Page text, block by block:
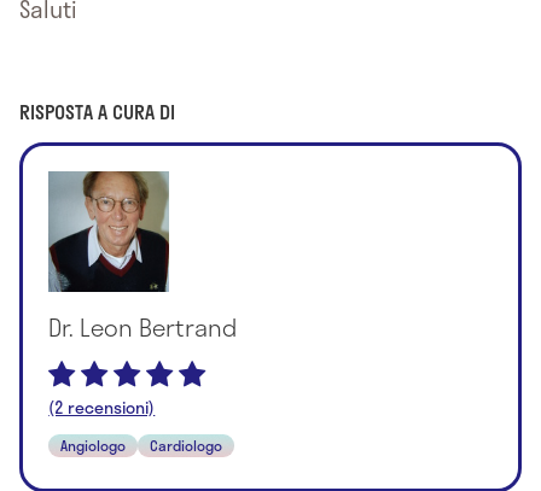
Saluti
RISPOSTA A CURA DI
Dr. Leon Bertrand
(2 recensioni)
Angiologo Cardiologo